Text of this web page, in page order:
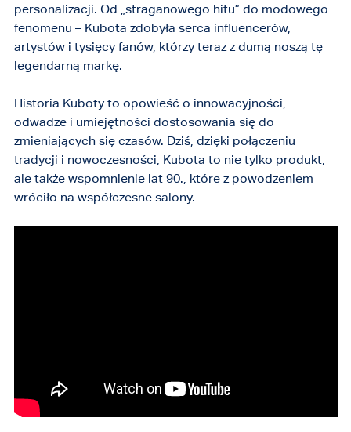
personalizacji. Od „straganowego hitu” do modowego
fenomenu – Kubota zdobyła serca influencerów,
artystów i tysięcy fanów, którzy teraz z dumą noszą tę
legendarną markę.
Historia Kuboty to opowieść o innowacyjności,
odwadze i umiejętności dostosowania się do
zmieniających się czasów. Dziś, dzięki połączeniu
tradycji i nowoczesności, Kubota to nie tylko produkt,
ale także wspomnienie lat 90., które z powodzeniem
wróciło na współczesne salony.